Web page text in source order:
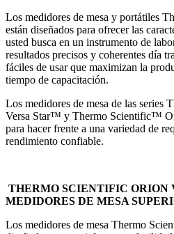
Los medidores de mesa y portátiles
están diseñados para ofrecer las
usted busca en un instrumento de
resultados precisos y coherentes día
fáciles de usar que maximizan la
tiempo de capacitación.
Los medidores de mesa de las
Versa Star™ y Thermo Scientific™
para hacer frente a una variedad de
rendimiento confiable.
THERMO SCIENTIFIC ORION
MEDIDORES DE MESA
Los medidores de mesa Thermo